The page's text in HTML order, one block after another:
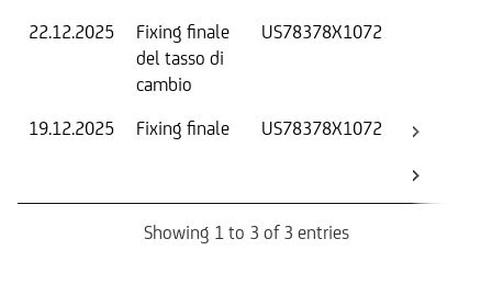
22.12.2025
Fixing finale
del tasso di
cambio
US78378X1072
19.12.2025 Fixing finale US78378X1072
Showing 1 to 3 of 3 entries